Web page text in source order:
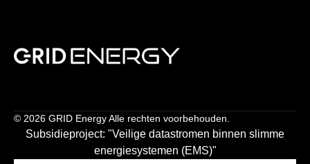
© 2026 GRID Energy Alle rechten voorbehouden.
Subsidieproject: "Veilige datastromen binnen slimme
energiesystemen (EMS)"